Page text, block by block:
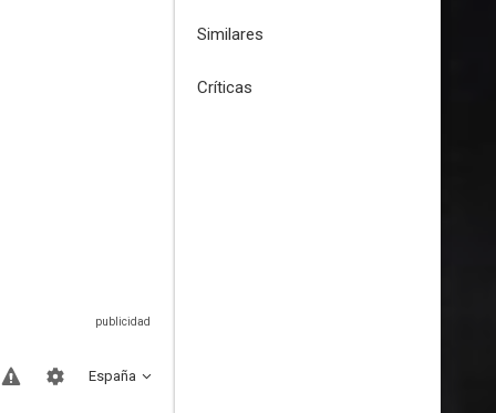
España
Similares
Críticas